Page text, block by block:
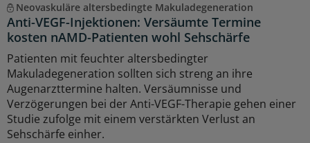
Neovaskuläre altersbedingte Makuladegeneration
Anti-VEGF-Injektionen: Versäumte Termine
kosten nAMD-Patienten wohl Sehschärfe
Patienten mit feuchter altersbedingter
Makuladegeneration sollten sich streng an ihre
Augenarzttermine halten. Versäumnisse und
Verzögerungen bei der Anti-VEGF-Therapie gehen einer
Studie zufolge mit einem verstärkten Verlust an
Sehschärfe einher.